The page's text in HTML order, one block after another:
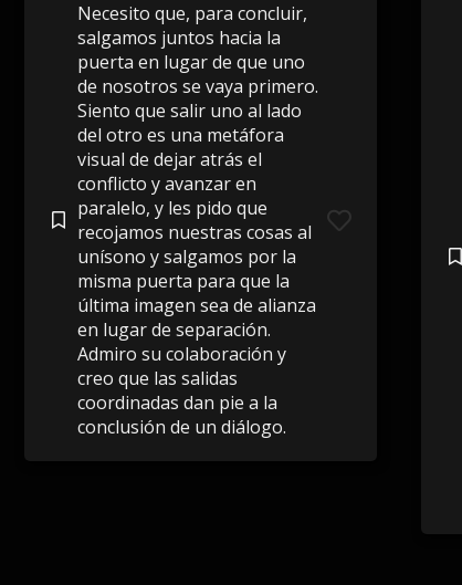
Necesito que, para concluir,
salgamos juntos hacia la
puerta en lugar de que uno
de nosotros se vaya primero.
Siento que salir uno al lado
del otro es una metáfora
visual de dejar atrás el
conflicto y avanzar en
paralelo, y les pido que
recojamos nuestras cosas al
unísono y salgamos por la
misma puerta para que la
última imagen sea de alianza
en lugar de separación.
Admiro su colaboración y
creo que las salidas
coordinadas dan pie a la
conclusión de un diálogo.